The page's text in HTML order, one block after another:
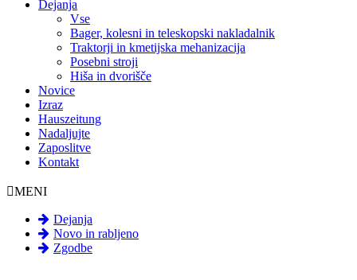
Dejanja
Vse
Bager, kolesni in teleskopski nakladalnik
Traktorji in kmetijska mehanizacija
Posebni stroji
Hiša in dvorišče
Novice
Izraz
Hauszeitung
Nadaljujte
Zaposlitve
Kontakt
MENI
Dejanja
Novo in rabljeno
Zgodbe